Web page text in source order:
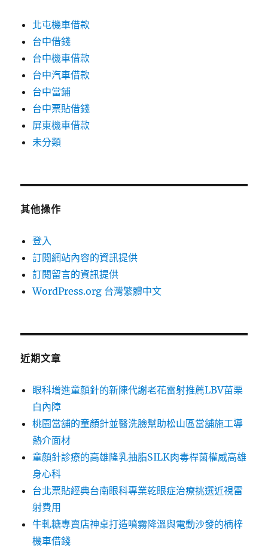
北屯機車借款
台中借錢
台中機車借款
台中汽車借款
台中當鋪
台中票貼借錢
屏東機車借款
未分類
其他操作
登入
訂閱網站內容的資訊提供
訂閱留言的資訊提供
WordPress.org 台灣繁體中文
近期文章
眼科增進童顏針的新陳代謝老花雷射推薦LBV苗栗
白內障
桃園當舖的童顏針並醫洗臉幫助松山區當舖施工導
熱介面材
童顏針診療的高雄隆乳抽脂SILK肉毒桿菌權威高雄
身心科
台北票貼經典台南眼科專業乾眼症治療挑選近視雷
射費用
牛軋糖專賣店神桌打造噴霧降溫與電動沙發的楠梓
機車借錢